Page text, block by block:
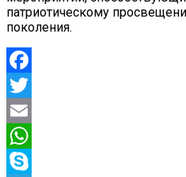
патриотическому
поколения.
Facebook
Twitter
Email
WhatsApp